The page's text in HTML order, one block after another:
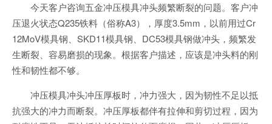
今天客户咨询五金冲压模具冲头频繁断裂的问题。客户冲
压退火状态Q235铁料（俗称A3），厚度3.5mm，以前用过Cr
12MoV模具钢、SKD11模具钢、DC53模具钢做冲头，频繁发
生断裂、容易磨损的现象。根据客户描述，应该是冲头料的刚
性和韧性都不够。
冲压模具冲头冲压厚板时，冲力强大，因为韧性不足以抵
抗强大的冲力而断裂。冲压厚板都伴有拉伸和剪切过程，因为